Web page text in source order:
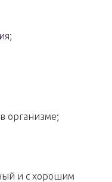
организме;
и с хорошим